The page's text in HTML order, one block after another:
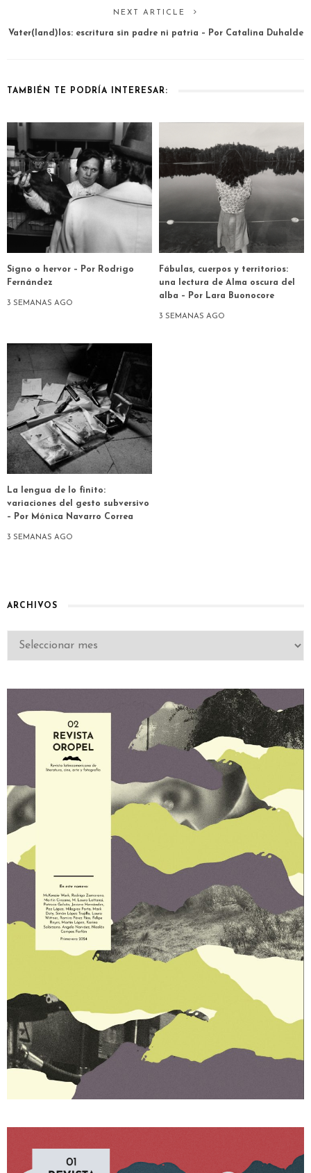
NEXT ARTICLE
Vater(land)los: escritura sin padre ni patria – Por Catalina Duhalde
TAMBIÉN TE PODRÍA INTERESAR:
Signo o hervor – Por Rodrigo
Fernández
3 SEMANAS AGO
Fábulas, cuerpos y territorios:
una lectura de Alma oscura del
alba – Por Lara Buonocore
3 SEMANAS AGO
La lengua de lo finito:
variaciones del gesto subversivo
– Por Mónica Navarro Correa
3 SEMANAS AGO
ARCHIVOS